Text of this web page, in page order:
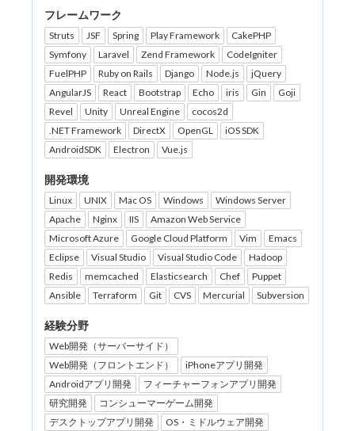
フレームワーク
Struts JSF Spring Play Framework
CakePHP
Symfony
Laravel Zend Framework
CodeIgniter
FuelPHP
Ruby on Rails Django Node.js
jQuery
AngularJS
React Bootstrap Echo iris Gin
Goji
Revel
Unity Unreal Engine
cocos2d
.NET Framework
DirectX OpenGL
iOS SDK
AndroidSDK
Electron Vue.js
開発環境
Linux UNIX Mac OS Windows
Windows Server
Apache
Nginx IIS
Amazon Web Service
Microsoft Azure
Google Cloud Platform Vim
Emacs
Eclipse
Visual Studio Visual Studio Code
Hadoop
Redis
memcached Elasticsearch Chef
Puppet
Ansible
Terraform Git CVS Mercurial Subversion
経験分野
Web開発（サーバーサイド）
Web開発（フロントエンド）
iPhoneアプリ開発
Androidアプリ開発
フィーチャーフォンアプリ開発
研究開発
コンシューマーゲーム開発
デスクトップアプリ開発
OS・ミドルウェア開発